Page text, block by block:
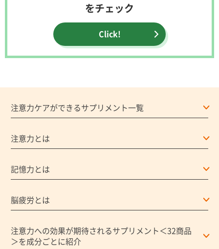
をチェック
Click!
注意力ケアができるサプリメント一覧
注意力とは
記憶力とは
脳疲労とは
注意力への効果が期待されるサプリメント＜32商品
＞を成分ごとに紹介